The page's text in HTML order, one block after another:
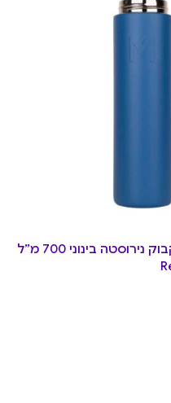
גוף אוניברסלי לבקבוק נירוסטה בינוני 700 מ”ל